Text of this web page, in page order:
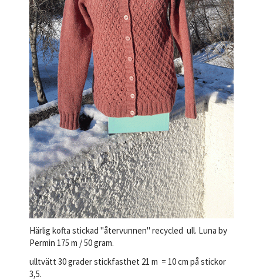
Härlig kofta stickad "återvunnen" recycled ull. Luna by
Permin 175 m / 50 gram.
ulltvätt 30 grader stickfasthet 21 m = 10 cm på stickor
3,5.